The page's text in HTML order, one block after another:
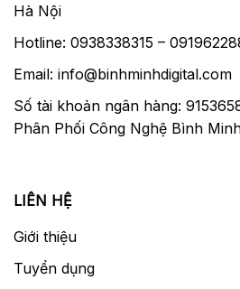
Hà Nội
Hotline: 0938338315 –
Email: info@binhminhdigital.com
Số tài khoản ngân hàng:
Phân Phối Công Nghệ Bình
LIÊN HỆ
Giới thiệu
Tuyển dụng